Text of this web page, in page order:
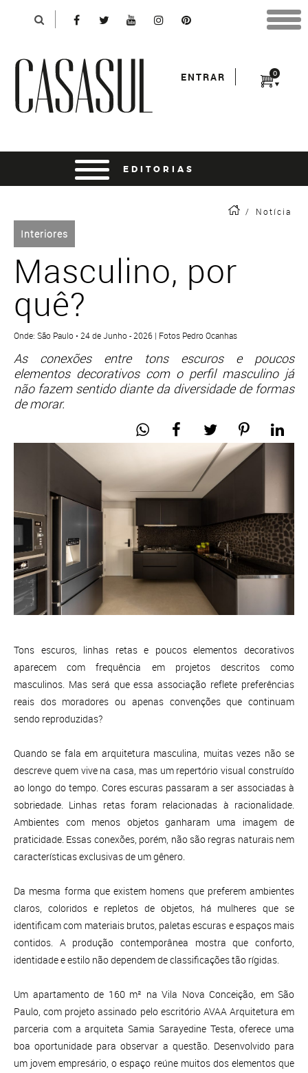
0
ENTRAR
/ Notícia
Interiores
Masculino, por
quê?
Onde: São Paulo • 24 de Junho - 2026 | Fotos Pedro Ocanhas
As conexões entre tons escuros e poucos
elementos decorativos com o perfil masculino já
não fazem sentido diante da diversidade de formas
de morar.
Tons escuros, linhas retas e poucos elementos decorativos
aparecem com frequência em projetos descritos como
masculinos. Mas será que essa associação reflete preferências
reais dos moradores ou apenas convenções que continuam
sendo reproduzidas?
Quando se fala em arquitetura masculina, muitas vezes não se
descreve quem vive na casa, mas um repertório visual construído
ao longo do tempo. Cores escuras passaram a ser associadas à
sobriedade. Linhas retas foram relacionadas à racionalidade.
Ambientes com menos objetos ganharam uma imagem de
praticidade. Essas conexões, porém, não são regras naturais nem
características exclusivas de um gênero.
Da mesma forma que existem homens que preferem ambientes
claros, coloridos e repletos de objetos, há mulheres que se
identificam com materiais brutos, paletas escuras e espaços mais
contidos. A produção contemporânea mostra que conforto,
identidade e estilo não dependem de classificações tão rígidas.
Um apartamento de 160 m² na Vila Nova Conceição, em São
Paulo, com projeto assinado pelo escritório AVAA Arquitetura em
parceria com a arquiteta Samia Sarayedine Testa, oferece uma
boa oportunidade para observar a questão. Desenvolvido para
um jovem empresário, o espaço reúne muitos dos elementos que
*Para finalizar sua compra informe seu e-mail:
*Senha:
entrar usando o facebook